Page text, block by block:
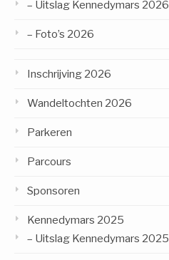
– Uitslag Kennedymars 2026
– Foto’s 2026
Inschrijving 2026
Wandeltochten 2026
Parkeren
Parcours
Sponsoren
Kennedymars 2025
– Uitslag Kennedymars 2025